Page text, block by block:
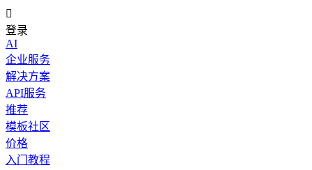

登录
AI
企业服务
解决方案
API服务
推荐
模板社区
价格
入门教程